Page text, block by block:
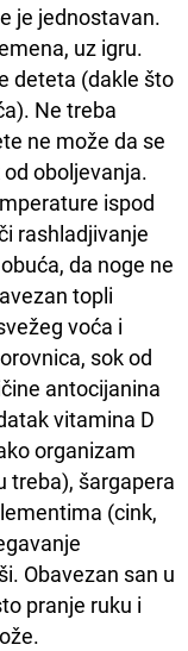
je jednostavan.
uz igru.
deteta (dakle što
Ne treba
ne može da se
oboljevanja.
ispod
rashladjivanje
da noge ne
topli
voća i
sok od
antocijanina
vitamina D
organizam
treba), šargapera
(cink,
Obavezan san u
pranje ruku i